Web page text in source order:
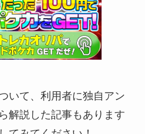
いて、利用者に独自アン
解説した記事もあります